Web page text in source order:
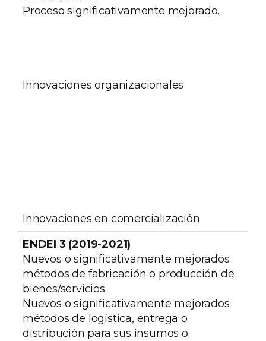
Proceso significativamente mejorado.
Innovaciones organizacionales
Innovaciones en comercialización
Nuevos o significativamente mejorados
métodos de fabricación o producción de
bienes/servicios.
Nuevos o significativamente mejorados
métodos de logística, entrega o
distribución para sus insumos o